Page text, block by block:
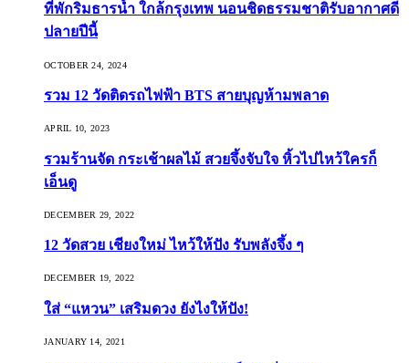
ที่พักริมธารน้ำ ใกล้กรุงเทพ นอนชิดธรรมชาติรับอากาศดี
ปลายปีนี้
OCTOBER 24, 2024
รวม 12 วัดติดรถไฟฟ้า BTS สายบุญห้ามพลาด
APRIL 10, 2023
รวมร้านจัด กระเช้าผลไม้ สวยจึ้งจับใจ หิ้วไปไหว้ใครก็
เอ็นดู
DECEMBER 29, 2022
12 วัดสวย เชียงใหม่ ไหว้ให้ปัง รับพลังจึ้ง ๆ
DECEMBER 19, 2022
ใส่ “แหวน” เสริมดวง ยังไงให้ปัง!
JANUARY 14, 2021